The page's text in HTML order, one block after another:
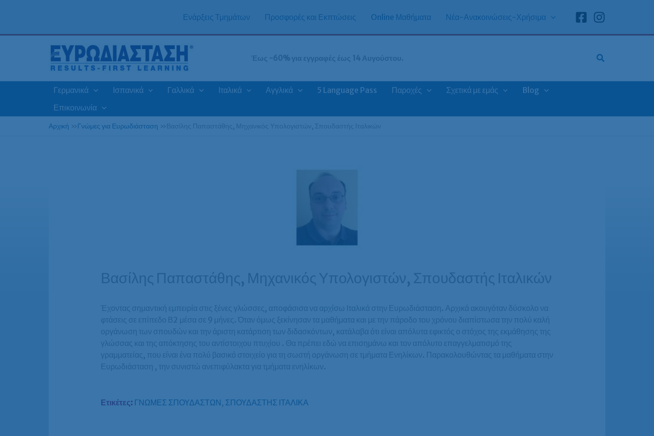
Ενάρξεις Τμημάτων Προσφορές και Εκπτώσεις Online Μαθήματα Νέα-Ανακοινώσεις-Χρήσιμα
Έως -60% για εγγραφές έως 14 Αυγούστου.
Γερμανικά Ισπανικά Γαλλικά Ιταλικά Αγγλικά 5 Language Pass Παροχές Σχετικά με εμάς
Blog
Επικοινωνία
Αρχική »Γνώμες για Ευρωδιάσταση » Βασίλης Παπαστάθης, Μηχανικός Υπολογιστών, Σπουδαστής Ιταλικών
Βασίλης Παπαστάθης, Μηχανικός Υπολογιστών, Σπουδαστής Ιταλικών
Έχοντας σημαντική εμπειρία στις ξένες γλώσσες, αποφάσισα να αρχίσω Ιταλικά στην Ευρωδιάσταση. Αρχικά ακουγόταν δύσκολο να
φτάσεις σε επίπεδο Β2 μέσα σε 9 μήνες. Όταν όμως ξεκίνησαν τα μαθήματα και με την πάροδο του χρόνου διαπίστωσα την πολύ καλή
οργάνωση των σπουδών και την άριστη κατάρτιση των διδασκόντων, κατάλαβα ότι είναι απόλυτα εφικτός ο στόχος της εκμάθησης της
γλώσσας και της απόκτησης του αντίστοιχου πτυχίου . Θα πρέπει εδώ να επισημάνω και τον απόλυτο επαγγελματισμό της
γραμματείας, που είναι ένα πολύ βασικό στοιχείο για τη σωστή οργάνωση σε τμήματα Ενηλίκων. Παρακολουθώντας τα μαθήματα στην
Ευρωδιάσταση , την συνιστώ ανεπιφύλακτα για τμήματα ενηλίκων.
Ετικέτες: ΓΝΩΜΕΣ ΣΠΟΥΔΑΣΤΩΝ ΣΠΟΥΔΑΣΤΗΣ ΙΤΑΛΙΚΑ